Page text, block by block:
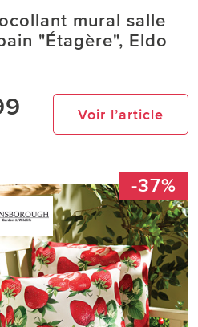
mural salle
"Étagère", Eldo
Voir l’article
-37%